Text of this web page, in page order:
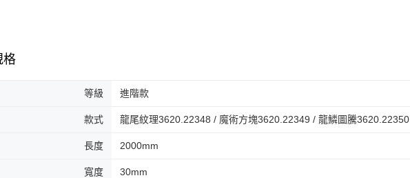
格
等級 進階款
款式 龍尾紋理3620.22348 / 魔術方塊3620.22349 / 龍鱗圖騰3620.22350
長度 2000mm
寬度 30mm